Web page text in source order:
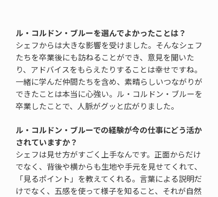
ル・コルドン・ブルーを選んでよかったことは？
シェフからは大きな影響を受けました。そんなシェフ
たちを卒業後にも訪ねることができ、意見を聞いた
り、アドバイスをもらえたりすることは幸せですね。
一緒に学んだ仲間たちを含め、素晴らしいつながりが
できたことは本当に心強い。ル・コルドン・ブルーを
卒業したことで、人脈がグッと広がりました。
ル・コルドン・ブルーでの経験が今の仕事にどう活か
されていますか？
シェフは見せ方がすごく上手なんです。正面からだけ
でなく、背後や横からも生地や手元を見せてくれて、
「見るポイント」を教えてくれる。言葉による説明だ
けでなく、五感を使って様子を知ること、それが自然